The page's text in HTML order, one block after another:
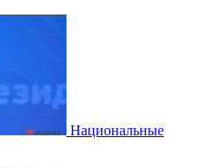
Национальные